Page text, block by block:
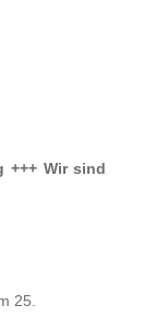
+++ Wir sind
25.